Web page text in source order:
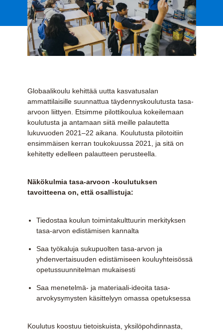
Globaalikoulu kehittää uutta kasvatusalan
ammattilaisille suunnattua täydennyskoulutusta tasa-
arvoon liittyen. Etsimme pilottikoulua kokeilemaan
koulutusta ja antamaan siitä meille palautetta
lukuvuoden 2021–22 aikana. Koulutusta pilotoitiin
ensimmäisen kerran toukokuussa 2021, ja sitä on
kehitetty edelleen palautteen perusteella.
Näkökulmia tasa-arvoon -koulutuksen
tavoitteena on, että osallistuja:
Tiedostaa koulun toimintakulttuurin merkityksen
tasa-arvon edistämisen kannalta
Saa työkaluja sukupuolten tasa-arvon ja
yhdenvertaisuuden edistämiseen kouluyhteisössä
opetussuunnitelman mukaisesti
Saa menetelmä- ja materiaali-ideoita tasa-
arvokysymysten käsittelyyn omassa opetuksessa
Koulutus koostuu tietoiskuista, yksilöpohdinnasta,